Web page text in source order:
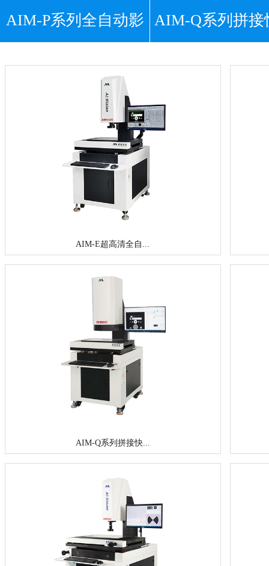
高清影像测量仪 超高清影像测
AIM-P系列全自动影
像测量仪
AIM-Q系列拼接
智能测量仪
AIM-E超高清全自...
AIM-Q系列拼接快...